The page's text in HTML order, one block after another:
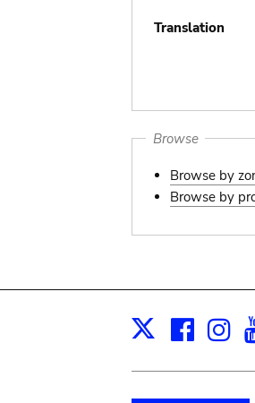
Translation
Browse
Browse by
Browse by
X